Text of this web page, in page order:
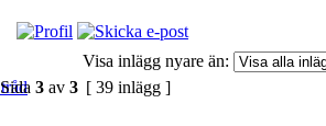
Visa inlägg nyare än:
Sida 3 av 3 [ 39 inlägg ]